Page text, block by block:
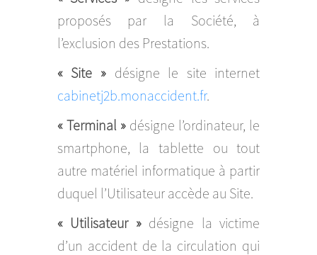
proposés par la Société, à
l’exclusion des Prestations.
« Site »désigne le site internet
cabinetj2b.monaccident.fr.
« Terminal »désigne l’ordinateur, le
smartphone, la tablette ou tout
autre matériel informatique à partir
duquel l’Utilisateur accède au Site.
« Utilisateur »désigne la victime
d’un accident de la circulation qui